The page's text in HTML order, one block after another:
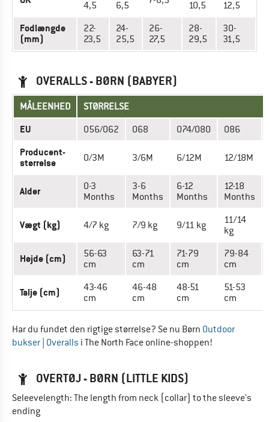
4,5
6,5
10,5
12,5
Fodlængde
(mm)
22-
23,5
24-
25,5
26-
27,5
28-
29,5
30-
31,5
OVERALLS - BØRN (BABYER)
MÅLEENHED STØRRELSE
EU 056/062 068 074/080 086
Producent-
størrelse
0/3M 3/6M 6/12M 12/18M
Alder
0-3
Months
3-6
Months
6-12
Months
12-18
Months
Vægt (kg) 4/7 kg 7/9 kg 9/11 kg
11/14
kg
Højde (cm)
56-63
cm
63-71
cm
71-79
cm
79-84
cm
Talje (cm)
43-46
cm
46-48
cm
48-51
cm
51-53
cm
Har du fundet den rigtige størrelse? Se nu Børn Outdoor
bukser Overalls i The North Face online-shoppen!
OVERTØJ - BØRN (LITTLE KIDS)
Seleevelength: The length from neck (collar) to the sleeve's
ending